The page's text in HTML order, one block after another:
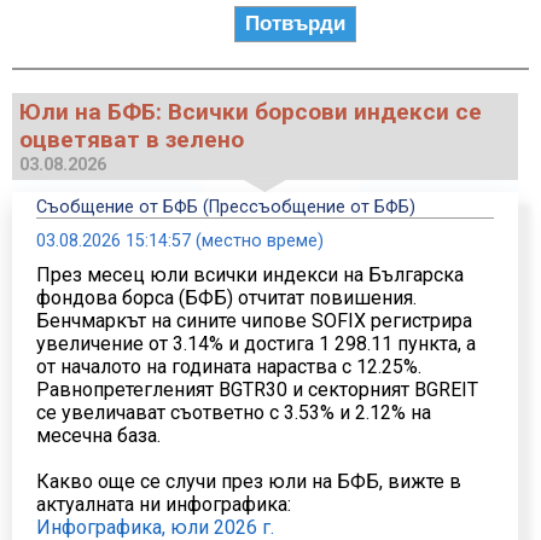
Юли на БФБ: Всички борсови индекси се
оцветяват в зелено
03.08.2026
Съобщение от БФБ (Прессъобщение от БФБ)
03.08.2026 15:14:57 (местно време)
През месец юли всички индекси на Българска
фондова борса (БФБ) отчитат повишения.
Бенчмаркът на сините чипове SOFIX регистрира
увеличение от 3.14% и достига 1 298.11 пункта, а
от началото на годината нараства с 12.25%.
Равнопретегленият BGTR30 и секторният BGREIT
се увеличават съответно с 3.53% и 2.12% на
месечна база.
Какво още се случи през юли на БФБ, вижте в
актуалната ни инфографика:
Инфографика, юли 2026 г.